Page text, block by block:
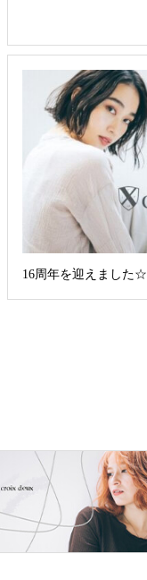
16周年を迎えました☆